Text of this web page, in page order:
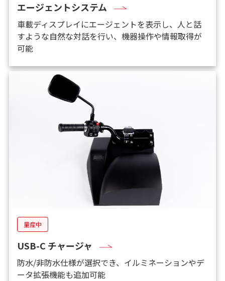
エージェントシステム
車載ディスプレイにエージェントを表示し、人と話
すような自然な対話を行い、機器操作や情報取得が
可能
量産中
USB-C チャージャ
防水/非防水仕様が選択でき、イルミネーションやデ
ータ拡張機能も追加可能